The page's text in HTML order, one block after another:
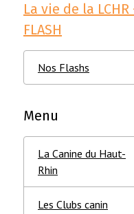
La vie de la LCHR
FLASH
Nos Flashs
Menu
La Canine du Haut-
Rhin
Les Clubs canin